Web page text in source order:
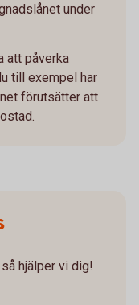
under
att påverka
till exempel har
förutsätter att
hjälper vi dig!